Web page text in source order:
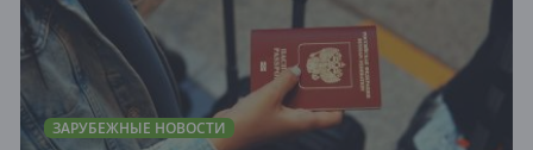
ЗАРУБЕЖНЫЕ НОВОСТИ